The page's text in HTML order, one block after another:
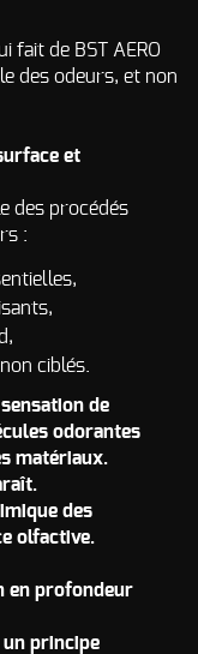
Odeurs de
fumée
d’incendie
Autres Odeurs
fait de BST AERO
des odeurs, et non
et
des procédés
:
ciblés.
de
odorantes
matériaux.
des
olfactive.
en profondeur
principe